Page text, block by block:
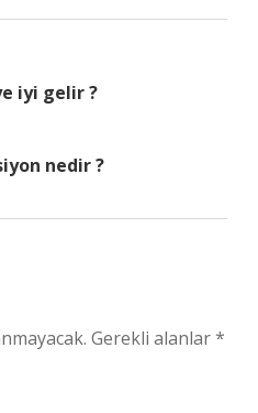
iyi gelir ?
nedir ?
Gerekli alanlar*